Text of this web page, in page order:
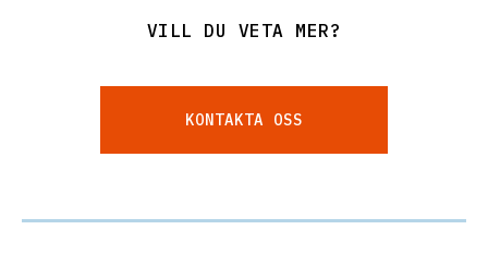
VILL DU VETA MER?
KONTAKTA OSS